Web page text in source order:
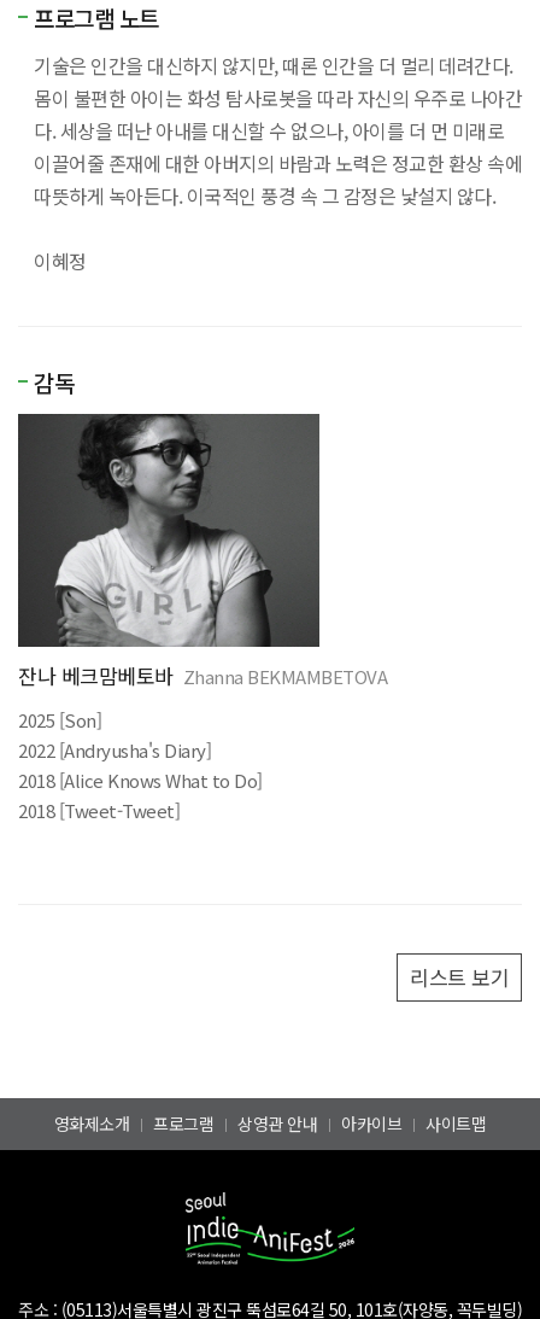
프로그램 노트
기술은 인간을 대신하지 않지만, 때론 인간을 더 멀리 데려간다.
몸이 불편한 아이는 화성 탐사로봇을 따라 자신의 우주로 나아간
다. 세상을 떠난 아내를 대신할 수 없으나, 아이를 더 먼 미래로
이끌어줄 존재에 대한 아버지의 바람과 노력은 정교한 환상 속에
따뜻하게 녹아든다. 이국적인 풍경 속 그 감정은 낯설지 않다.
이혜정
감독
잔나 베크맘베토바 Zhanna BEKMAMBETOVA
2025 [Son]
2022 [Andryusha's Diary]
2018 [Alice Knows What to Do]
2018 [Tweet-Tweet]
리스트 보기
영화제소개 프로그램 상영관 안내 아카이브 사이트맵
주소 : (05113)서울특별시 광진구 뚝섬로64길 50, 101호(자양동, 꼭두빌딩)